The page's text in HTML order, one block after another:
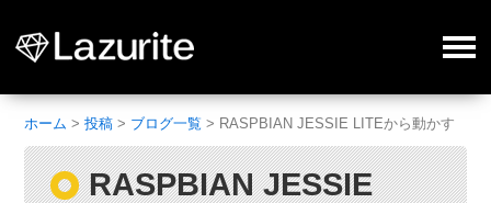
ホーム >投稿 > ブログ一覧 > RASPBIAN JESSIE LITEから動かす
RASPBIAN JESSIE